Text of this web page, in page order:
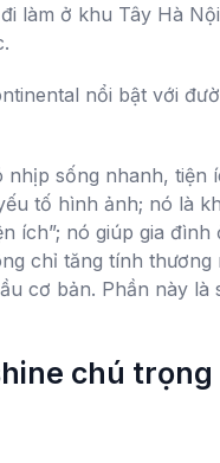
làm ở khu Tây Hà
sống nhanh, tiện
tố hình ảnh; nó là
ích”; nó giúp gia
chỉ tăng tính thương
cơ bản. Phần này
chú